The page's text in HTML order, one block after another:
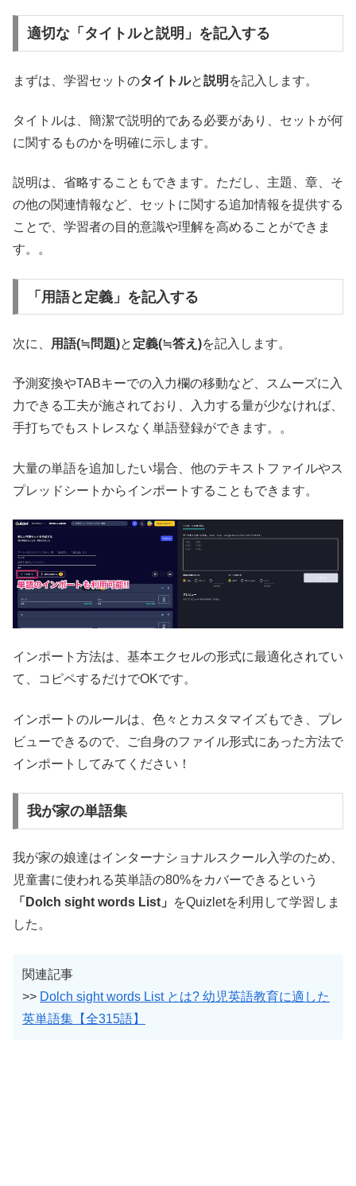
適切な「タイトルと説明」を記入する
まずは、学習セットのタイトルと説明 を記入します。
タイトルは、簡潔で説明的である必要があり、セットが何
に関するものかを明確に示します。
説明は、省略することもできます。ただし、主題、章、そ
の他の関連情報など、セットに関する追加情報を提供する
ことで、学習者の目的意識や理解を高めることができま
す。。
「用語と定義」を記入する
次に、 用語(≒問題)と 定義(≒答え)を記入します。
予測変換やTABキーでの入力欄の移動など、スムーズに入
力できる工夫が施されており、入力する量が少なければ、
手打ちでもストレスなく単語登録ができます。。
大量の単語を追加したい場合、他のテキストファイルやス
プレッドシートからインポートすることもできます。
インポート方法は、基本エクセルの形式に最適化されてい
て、コピペするだけでOKです。
インポートのルールは、色々とカスタマイズもでき、プレ
ビューできるので、ご自身のファイル形式にあった方法で
インポートしてみてください！
我が家の単語集
我が家の娘達はインターナショナルスクール入学のため、
児童書に使われる英単語の80%をカバーできるという
「Dolch sight words List」
をQuizletを利用して学習しま
した。
関連記事
>> Dolch sight words List とは? 幼児英語教育に適した
英単語集【全315語】